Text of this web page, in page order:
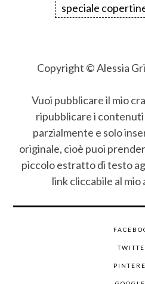
speciale
Copyright © Alessia
Vuoi pubblicare il mio
ripubblicare i
parzialmente e solo
originale, cioè puoi
piccolo estratto di testo
link cliccabile al